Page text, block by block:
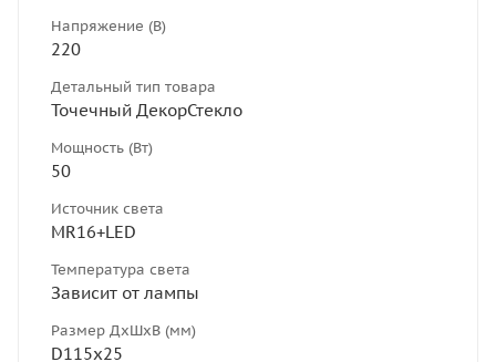
Напряжение (В)
220
Детальный тип товара
Точечный ДекорСтекло
Мощность (Вт)
50
Источник света
MR16+LED
Температура света
Зависит от лампы
Размер ДхШхВ (мм)
D115х25